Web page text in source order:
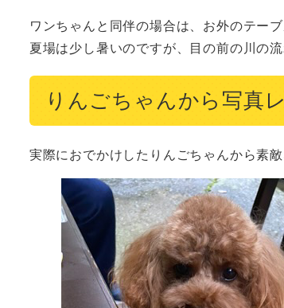
ワンちゃんと同伴の場合は、お外のテー
夏場は少し暑いのですが、目の前の川の
りんごちゃんから写真
実際におでかけしたりんごちゃんから素